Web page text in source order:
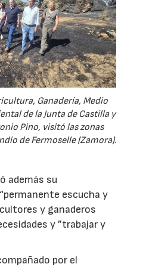
Ganadería, Medio
de la Junta de Castilla y
Pino, visitó las zonas
de Fermoselle (Zamora).
además su
escucha y
y ganaderos
y ”trabajar y
por el